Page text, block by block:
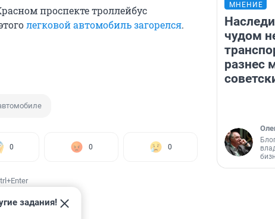
проспекте троллейбус
легковой автомобиль загорелся.
0 0 0
задания!
МНЕНИЕ
чудом
разнес